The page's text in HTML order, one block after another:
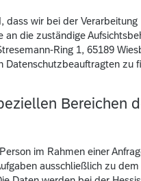
dass wir bei der
an die zuständige
Ring 1, 65189
Datenschutzbeauftragten zu
Bereichen
im Rahmen einer
ausschließlich zu